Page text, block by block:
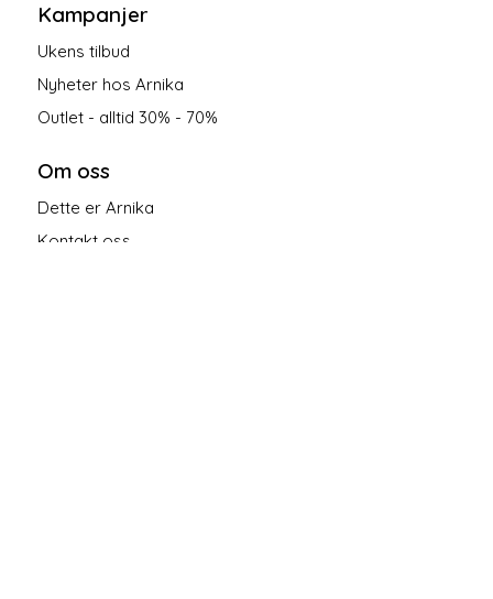
Kampanjer
Ukens tilbud
Nyheter hos Arnika
Outlet - alltid 30% - 70%
Om oss
Dette er Arnika
Kontakt oss